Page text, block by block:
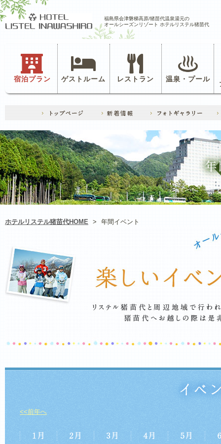
福島県会津磐梯高原/猪苗代温泉湯元の
オールシーズンリゾート ホテルリステル猪苗代
宿泊プラン ゲストルーム レストラン 温泉・プール
ホテルリステル猪苗代HOME > 年間イベント
<<前年へ